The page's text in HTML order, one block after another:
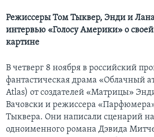
Режиссеры Том Тыквер, Энди и
интервью «Голосу Америки» о
картине
В четверг 8 ноября в российский
фантастическая драма «Облачный
Atlas) от создателей «Матрицы»
Вачовски и режиссера
Тыквера. Они написали сценарий
одноименного романа Дэвида